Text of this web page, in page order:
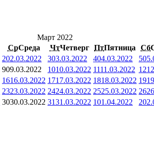
Март 2022
СрСреда ЧтЧетверг ПтПятница Сб
202.03.2022 303.03.2022 404.03.2022 5
909.03.2022 1010.03.2022 1111.03.2022 12
1616.03.2022 1717.03.2022 1818.03.2022 19
2323.03.2022 2424.03.2022 2525.03.2022 26
3030.03.2022 3131.03.2022 101.04.2022 2